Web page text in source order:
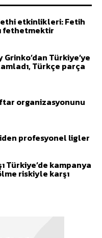
etkinlikleri: Fetih
fethetmektir
Türkiye’ye
Türkçe parça
organizasyonunu
profesyonel ligler
Türkiye’de kampanya
riskiyle karşı